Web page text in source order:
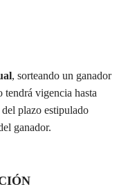
, sorteando un ganador
tendrá vigencia hasta
plazo estipulado
ganador.